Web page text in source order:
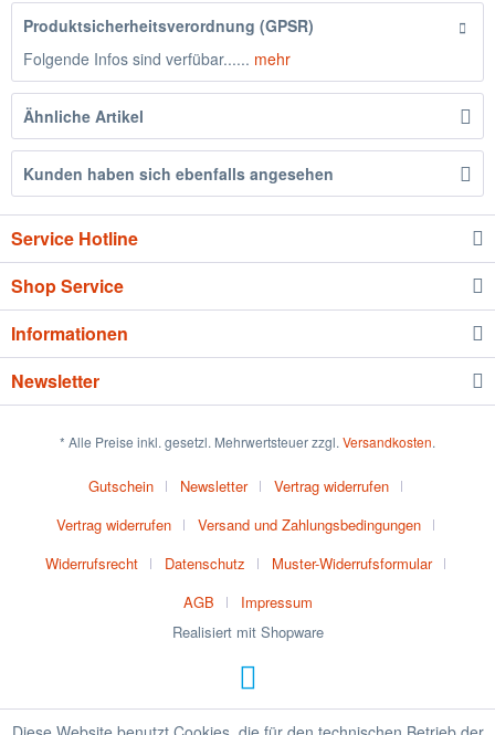
Produktsicherheitsverordnung (GPSR)
Folgende Infos sind verfübar...... mehr
Ähnliche Artikel
Kunden haben sich ebenfalls angesehen
Service Hotline
Shop Service
Informationen
Newsletter
* Alle Preise inkl. gesetzl. Mehrwertsteuer zzgl. Versandkosten.
Gutschein Newsletter
Vertrag widerrufen
Vertrag widerrufen
Versand und Zahlungsbedingungen
Widerrufsrecht
Datenschutz
Muster-Widerrufsformular
AGB
Impressum
Realisiert mit Shopware